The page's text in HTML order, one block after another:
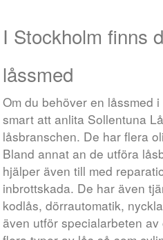
I Stockholm finns
låssmed
Om du behöver en låssmed
smart att anlita Sollentuna
låsbranschen. De har flera
Bland annat an de utföra
hjälper även till med
inbrottskada. De har även
kodlås, dörrautomatik,
även utför specialarbeten